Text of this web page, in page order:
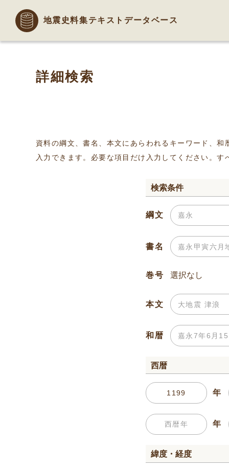
地震史料集テキストデータベース
詳細検索
資料の綱文、書名、本文にあらわれるキーワード、
入力できます。必要な項目だけ入力してください。
検索条件
綱文
書名
巻号
本文
和暦
西暦
年
年
緯度・経度